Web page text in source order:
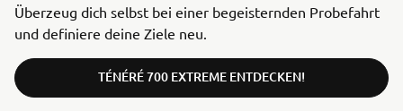
Überzeug dich selbst bei einer begeisternden Probefahrt
und definiere deine Ziele neu.
TÉNÉRÉ 700 EXTREME ENTDECKEN!